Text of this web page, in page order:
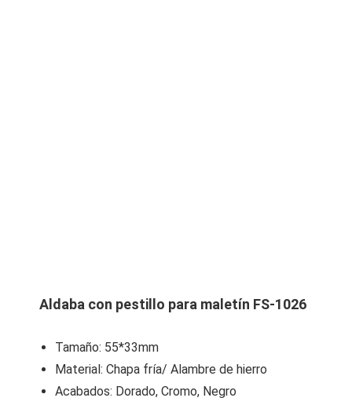
Aldaba con pestillo para maletín FS-1026
Tamaño: 55*33mm
Material: Chapa fría/ Alambre de hierro
Acabados: Dorado, Cromo, Negro